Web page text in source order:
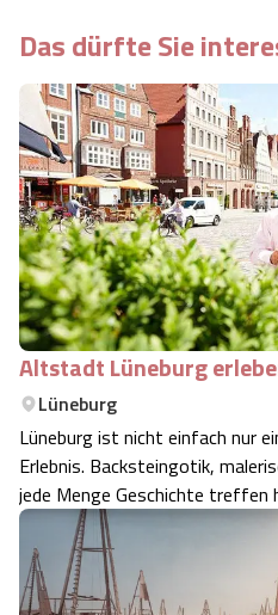
Das dürfte Sie
Altstadt Lüneburg
Lüneburg
Lüneburg ist nicht einfach nur
Erlebnis. Backsteingotik,
jede Menge Geschichte treffen
und lebendiges Treiben. Egal,
vorbeischaust oder die Stadt
kennenlernen möchtest – hier